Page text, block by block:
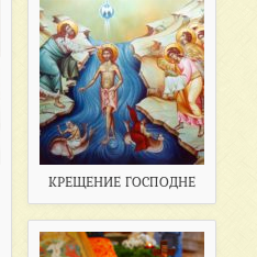
КРЕЩЕНИЕ ГОСПОДНЕ